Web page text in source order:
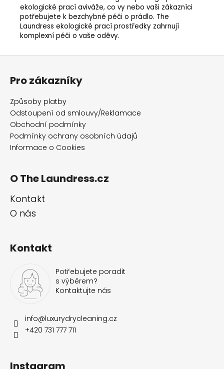
ekologické prací aviváže, co vy nebo vaši zákazníci
potřebujete k bezchybné péči o prádlo. The
Laundress ekologické prací prostředky zahrnují
komplexní péči o vaše oděvy.
Z
Pro zákazníky
Způsoby platby
Odstoupení od smlouvy/Reklamace
Obchodní podmínky
Podmínky ochrany osobních údajů
Informace o Cookies
O The Laundress.cz
Kontakt
O nás
Kontakt
Potřebujete poradit
s výběrem?
Kontaktujte nás
info@luxurydrycleaning.cz
+420 731 777 711
Instagram